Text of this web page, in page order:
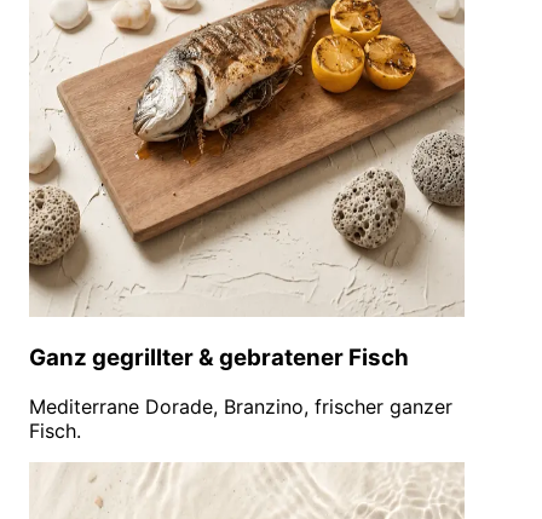
Ganz gegrillter & gebratener Fisch
Mediterrane Dorade, Branzino, frischer ganzer
Fisch.